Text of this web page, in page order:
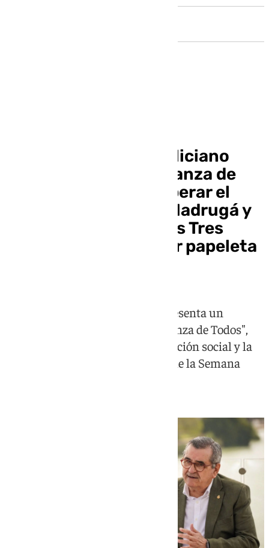
La candidatura de Feliciano
Fernández a la Esperanza de
Triana propone recuperar el
cuarto puesto en la Madrugá y
que los músicos de las Tres
Caídas dejen de pagar papeleta
El aspirante a hermano mayor presenta un
programa bajo el lema "La Esperanza de Todos",
con medidas sobre patrimonio, acción social y la
organización de la noche grande de la Semana